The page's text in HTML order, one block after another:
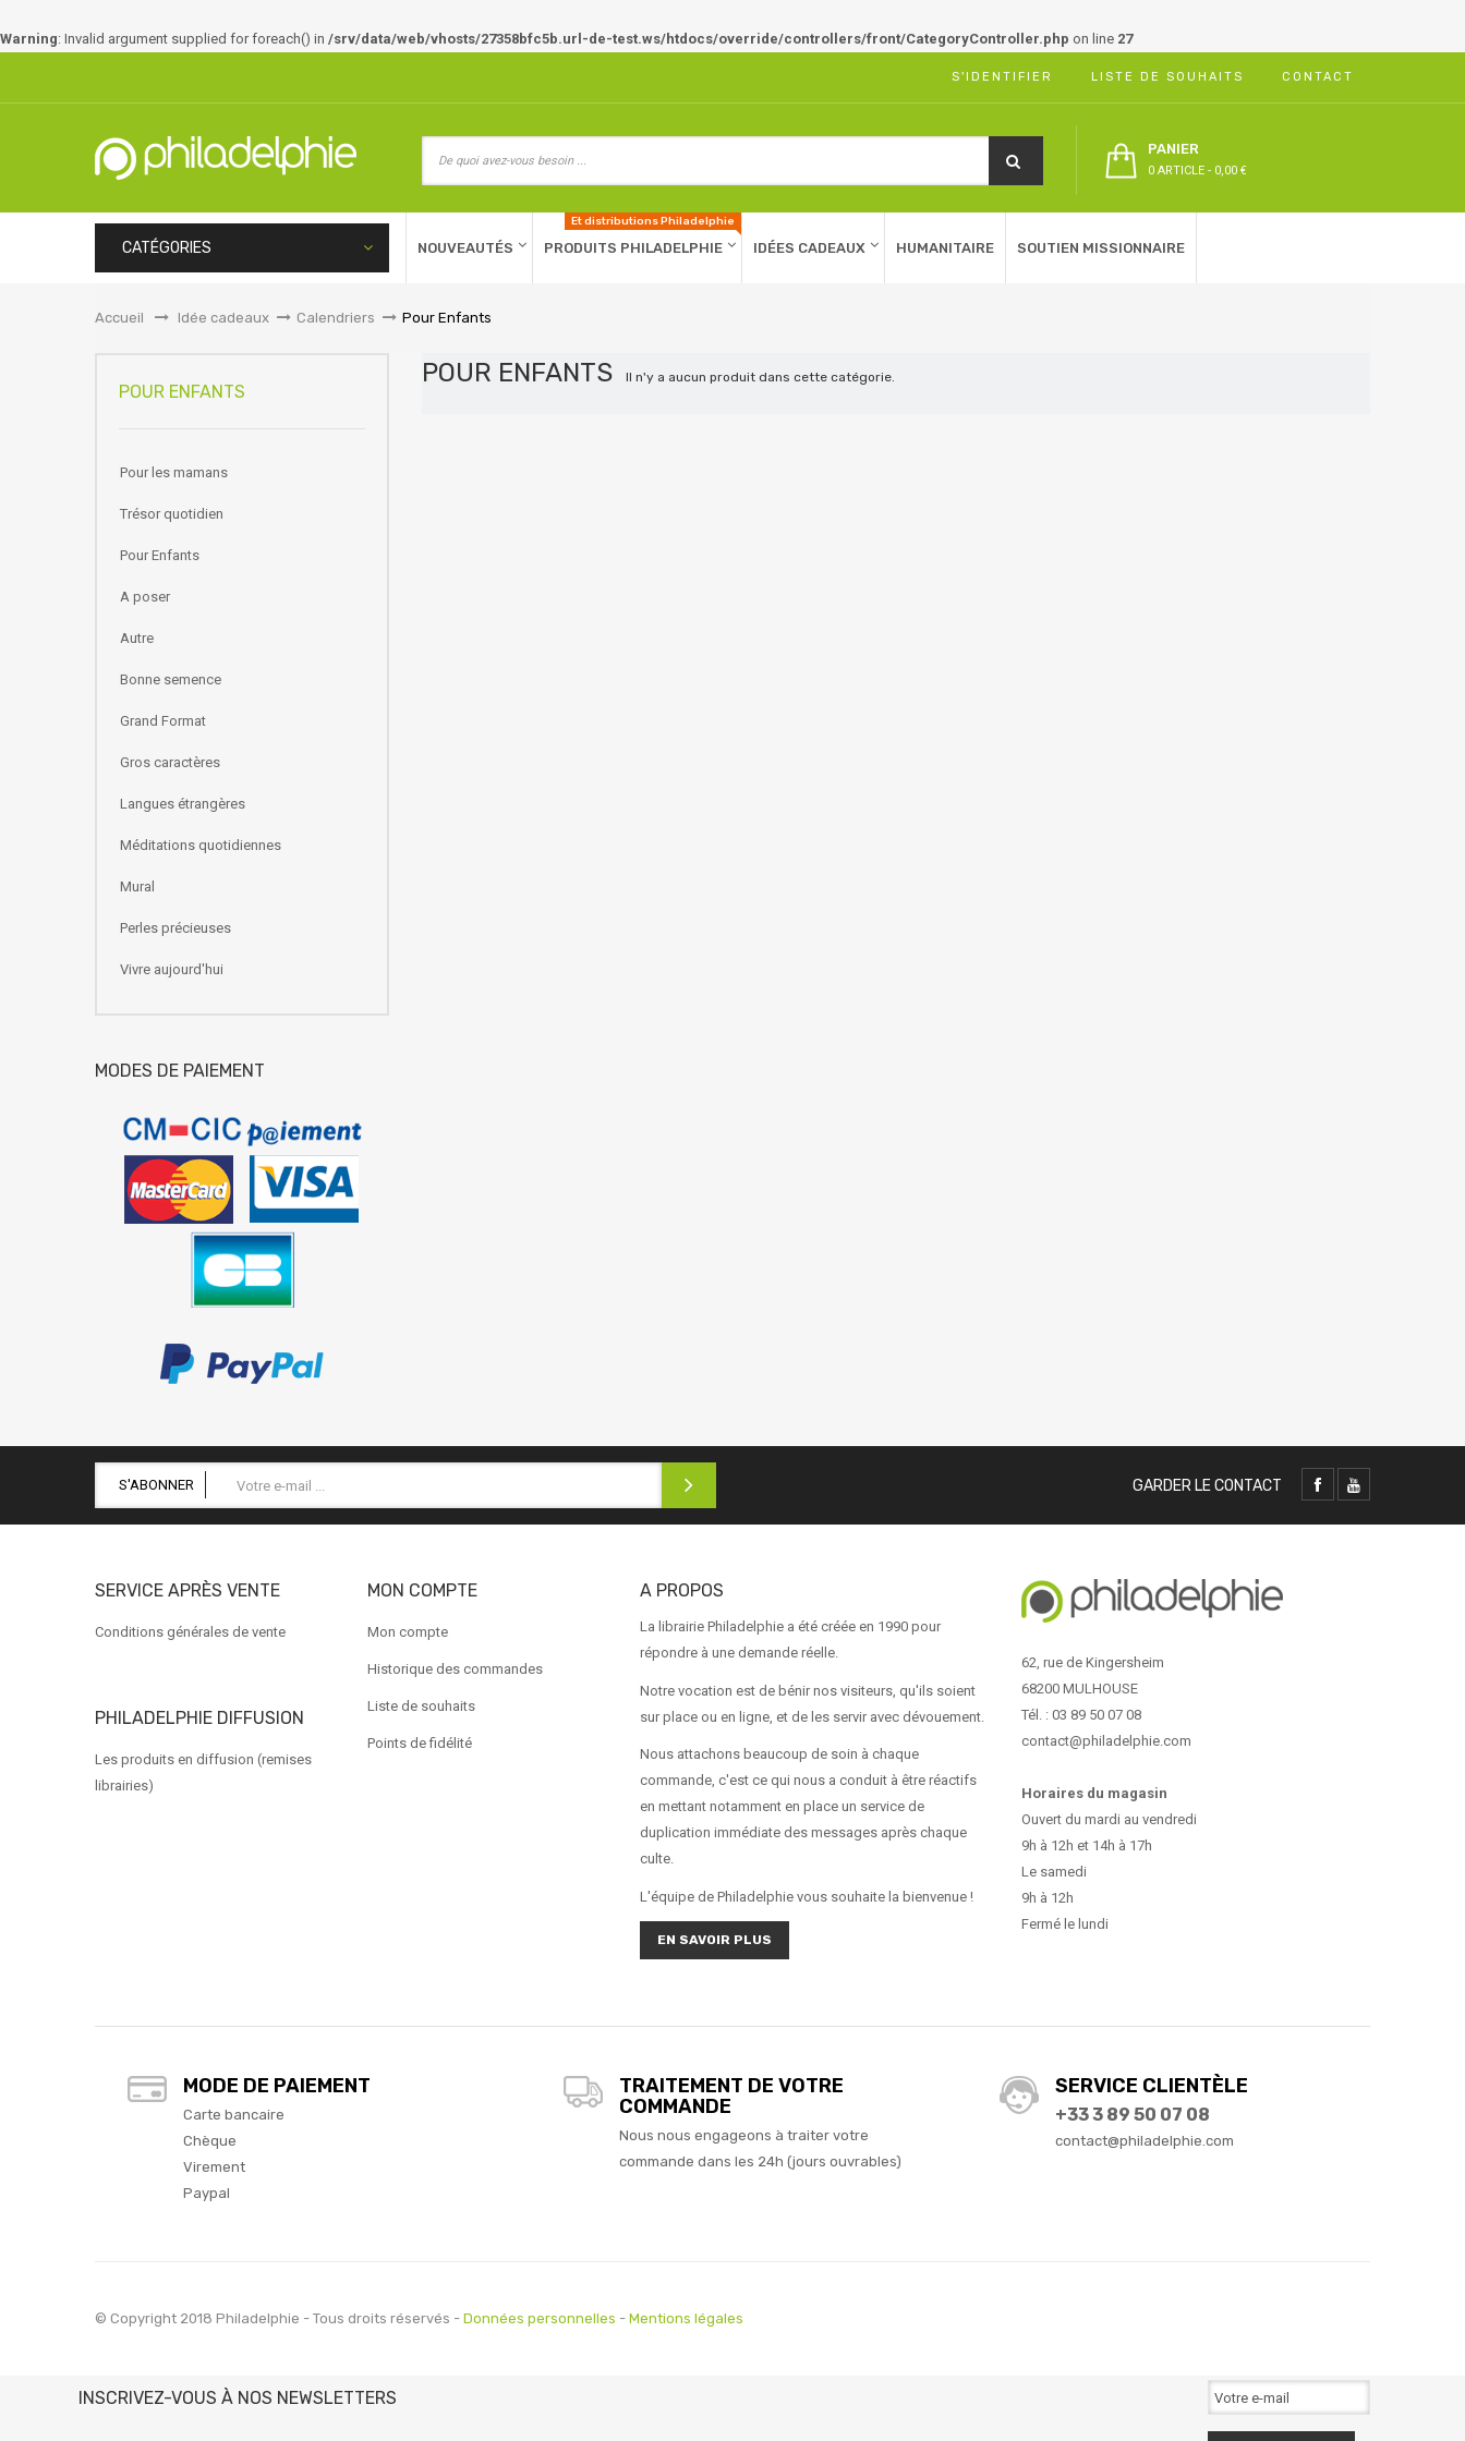
Warning: Invalid argument supplied for foreach() in /srv/data/web/vhosts/27358bfc5b.url-de-test.ws/htdocs/override/controllers/front/CategoryController.php on line 27
S'IDENTIFIER LISTE DE SOUHAITS CONTACT
PANIER
0 ARTICLE - 0,00 €
CATÉGORIES NOUVEAUTÉS PRODUITS PHILADELPHIE
Et distributions Philadelphie
IDÉES CADEAUX HUMANITAIRE SOUTIEN MISSIONNAIRE
Accueil &gt;Idée cadeaux > Calendriers > Pour Enfants
POUR ENFANTS
Pour les mamans
Trésor quotidien
Pour Enfants
A poser
Autre
Bonne semence
Grand Format
Gros caractères
Langues étrangères
Méditations quotidiennes
Mural
Perles précieuses
Vivre aujourd'hui
MODES DE PAIEMENT
POUR ENFANTS Il n'y a aucun produit dans cette catégorie.
S'ABONNER GARDER LE CONTACT
SERVICE APRÈS VENTE
Conditions générales de vente
PHILADELPHIE DIFFUSION
Les produits en diffusion (remises
librairies)
MON COMPTE
Mon compte
Historique des commandes
Liste de souhaits
Points de fidélité
A PROPOS
La librairie Philadelphie a été créée en 1990 pour
répondre à une demande réelle.
Notre vocation est de bénir nos visiteurs, qu'ils soient
sur place ou en ligne, et de les servir avec dévouement.
Nous attachons beaucoup de soin à chaque
commande, c'est ce qui nous a conduit à être réactifs
en mettant notamment en place un service de
duplication immédiate des messages après chaque
culte.
L'équipe de Philadelphie vous souhaite la bienvenue !
EN SAVOIR PLUS
62, rue de Kingersheim
68200 MULHOUSE
Tél. : 03 89 50 07 08
contact@philadelphie.com
Horaires du magasin
Ouvert du mardi au vendredi
9h à 12h et 14h à 17h
Le samedi
9h à 12h
Fermé le lundi
MODE DE PAIEMENT
Carte bancaire
Chèque
Virement
Paypal
TRAITEMENT DE VOTRE
COMMANDE
Nous nous engageons à traiter votre
commande dans les 24h (jours ouvrables)
SERVICE CLIENTÈLE
+33 3 89 50 07 08
contact@philadelphie.com
© Copyright 2018 Philadelphie - Tous droits réservés - Données personnelles - Mentions légales
INSCRIVEZ-VOUS À NOS NEWSLETTERS